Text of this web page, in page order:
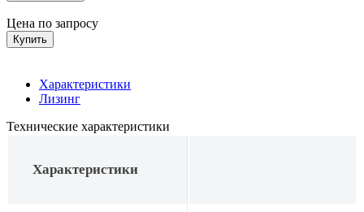
Цена по запросу
Купить
Характеристики
Лизинг
Технические характеристики
Характеристики